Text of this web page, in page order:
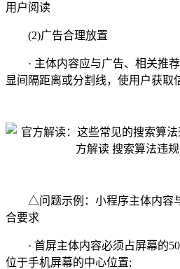
用户阅读
(2)广告合理放置
· 主体内容应与广告、相关推荐
显间隔距离或分割线，使用户获取
△问题示例：小程序主体内容与
合要求
· 首屏主体内容必须占屏幕的
位于手机屏幕的中心位置;